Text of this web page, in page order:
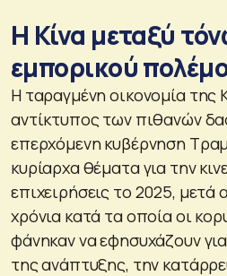
Η Κίνα μεταξύ
εμπορικού
Η ταραγμένη οικονομία της
αντίκτυπος των πιθανών
επερχόμενη κυβέρνηση
κυρίαρχα θέματα για την
επιχειρήσεις το 2025, μετά
χρόνια κατά τα οποία οι
φάνηκαν να εφησυχάζουν
της ανάπτυξης, την